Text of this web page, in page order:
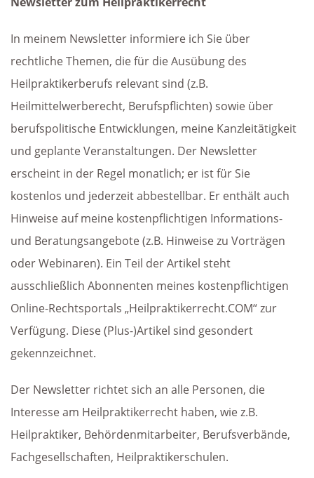
In meinem Newsletter informiere ich Sie über
rechtliche Themen, die für die Ausübung des
Heilpraktikerberufs relevant sind (z.B.
Heilmittelwerberecht, Berufspflichten) sowie über
berufspolitische Entwicklungen, meine Kanzleitätigkeit
und geplante Veranstaltungen. Der Newsletter
erscheint in der Regel monatlich; er ist für Sie
kostenlos und jederzeit abbestellbar. Er enthält auch
Hinweise auf meine kostenpflichtigen Informations-
und Beratungsangebote (z.B. Hinweise zu Vorträgen
oder Webinaren). Ein Teil der Artikel steht
ausschließlich Abonnenten meines kostenpflichtigen
Online-Rechtsportals „Heilpraktikerrecht.COM“ zur
Verfügung. Diese (Plus-)Artikel sind gesondert
gekennzeichnet.
Der Newsletter richtet sich an alle Personen, die
Interesse am Heilpraktikerrecht haben, wie z.B.
Heilpraktiker, Behördenmitarbeiter, Berufsverbände,
Fachgesellschaften, Heilpraktikerschulen.